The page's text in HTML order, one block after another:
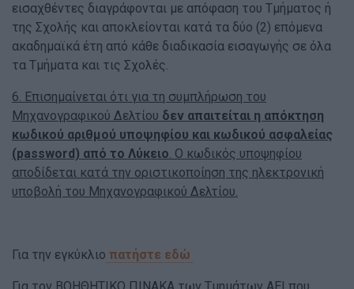
εισαχθέντες διαγράφονται με απόφαση του Τμήματος ή
της Σχολής και αποκλείονται κατά τα δύο (2) επόμενα
ακαδημαϊκά έτη από κάθε διαδικασία εισαγωγής σε όλα
τα Τμήματα και τις Σχολές.
6. Επισημαίνεται ότι για τη συμπλήρωση του
Μηχανογραφικού Δελτίου δεν απαιτείται η απόκτηση
κωδικού αριθμού υποψηφίου και κωδικού ασφαλείας
(password) από το Λύκειο. Ο κωδικός υποψηφίου
αποδίδεται κατά την οριστικοποίηση της ηλεκτρονική
υποβολή του Μηχανογραφικού Δελτίου.
Για την εγκύκλιο πατήστε εδώ